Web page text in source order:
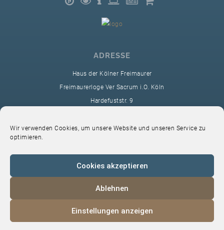
Wir verwenden Cookies, um unsere Website und unseren Service zu
optimieren.
Cookies akzeptieren
Ablehnen
Einstellungen anzeigen
ADRESSE
Haus der Kölner Freimaurer
Freimaurerloge Ver Sacrum i.O. Köln
Hardefuststr. 9
sekretariat@ver-sacrum.org
© 2024 Copyright Ver Sacrum
Datenschutz